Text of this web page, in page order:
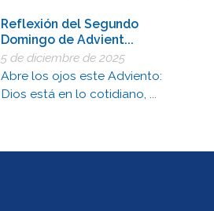
Reflexión del Segundo
Domingo de Advient...
5 de diciembre de 2025
Abre los ojos este Adviento:
Dios está en lo cotidiano, ...